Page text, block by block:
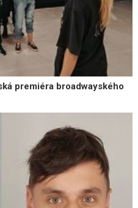
premiéra broadwayského